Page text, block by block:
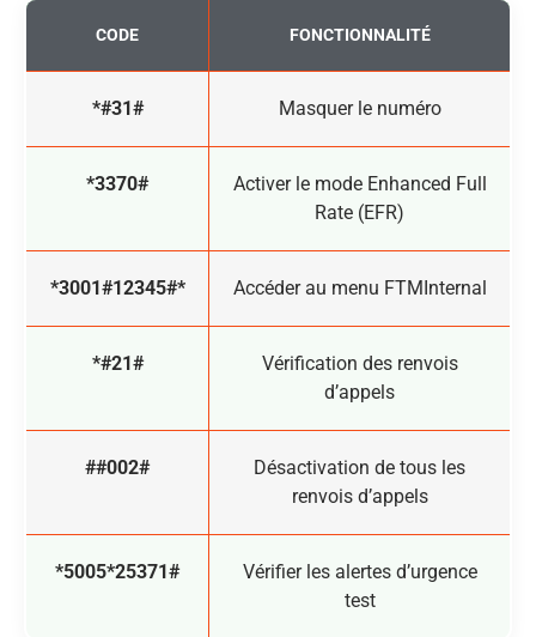
CODE FONCTIONNALITÉ
*#31# Masquer le numéro
*3370#
Activer le mode Enhanced Full
Rate (EFR)
*3001#12345#* Accéder au menu FTMInternal
*#21#
Vérification des renvois
d’appels
##002#
Désactivation de tous les
renvois d’appels
*5005*25371#
Vérifier les alertes d’urgence
test